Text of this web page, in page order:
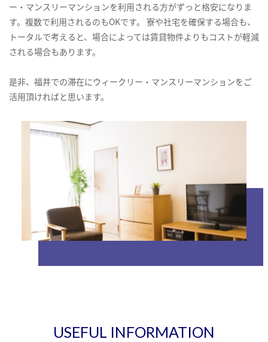
ー・マンスリーマンションを利用される方がずっと格安になりま
す。複数で利用されるのもOKです。 寮や社宅を確保する場合も、
トータルで考えると、場合によっては賃貸物件よりもコストが軽減
される場合もあります。
是非、福井での滞在にウィークリー・マンスリーマンションをご
活用頂ければと思います。
USEFUL INFORMATION